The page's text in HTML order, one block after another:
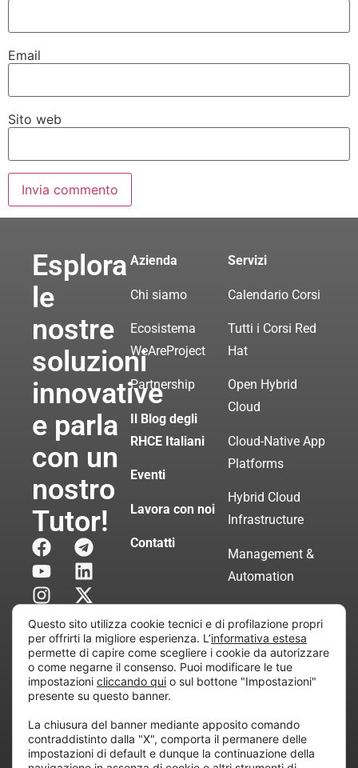
Email
Sito web
Esplora
le
nostre
soluzioni
innovative
e parla
con un
nostro
Tutor!
Azienda
Chi siamo
Ecosistema
WeAreProject
Partnership
Il Blog degli
RHCE Italiani
Eventi
Lavora con noi
Contatti
Servizi
Calendario Corsi
Tutti i Corsi Red
Hat
Open Hybrid
Cloud
Cloud-Native App
Platforms
Hybrid Cloud
Infrastructure
Management &
Automation
Servizi di
Consulenza
Certificata
all’attività di direzione e coordinamento di “Project
Informatica”
Questo sito utilizza cookie tecnici e di profilazione propri
per offrirti la migliore esperienza. L’informativa estesa
permette di capire come scegliere i cookie da autorizzare
o come negarne il consenso. Puoi modificare le tue
impostazioni cliccando qui o sul bottone "Impostazioni"
presente su questo banner.
La chiusura del banner mediante apposito comando
contraddistinto dalla "X", comporta il permanere delle
impostazioni di default e dunque la continuazione della